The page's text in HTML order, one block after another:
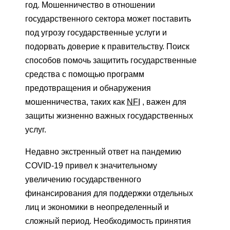
год. Мошенничество в отношении
государственного сектора может поставить
под угрозу государственные услуги и
подорвать доверие к правительству. Поиск
способов помочь защитить государственные
средства с помощью программ
предотвращения и обнаружения
мошенничества, таких как NFI , важен для
защиты жизненно важных государственных
услуг.
Недавно экстренный ответ на пандемию
COVID-19 привел к значительному
увеличению государственного
финансирования для поддержки отдельных
лиц и экономики в неопределенный и
сложный период. Необходимость принятия